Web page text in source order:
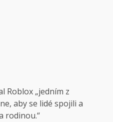
Roblox „jedním z
aby se lidé spojili a
rodinou.“